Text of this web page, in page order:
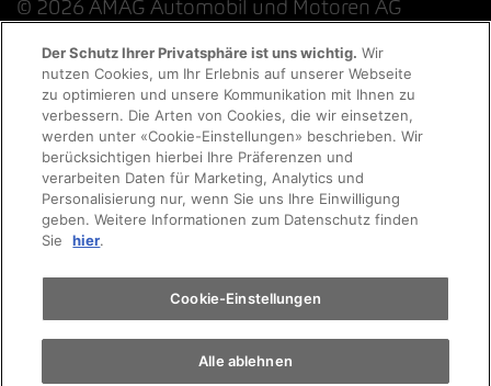
© 2026 AMAG Automobil und Motoren AG
Datenschutzerklärung Rechtliche Hinweise
Rechtliche Hinweise Online-Chat
Cookie-Richtlinie Impressum AGB Jobs
Der Schutz Ihrer Privatsphäre ist uns wichtig. Wir
nutzen Cookies, um Ihr Erlebnis auf unserer Webseite
zu optimieren und unsere Kommunikation mit Ihnen zu
verbessern. Die Arten von Cookies, die wir einsetzen,
werden unter «Cookie-Einstellungen» beschrieben. Wir
berücksichtigen hierbei Ihre Präferenzen und
verarbeiten Daten für Marketing, Analytics und
Personalisierung nur, wenn Sie uns Ihre Einwilligung
geben. Weitere Informationen zum Datenschutz finden
Sie
hier.
Cookie-Einstellungen
Alle ablehnen